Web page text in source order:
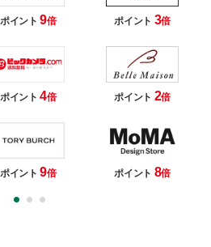
ポイント9倍 ポイント 3倍
ポイント4倍 ポイント 2倍
ポイント9倍 ポイント 8倍